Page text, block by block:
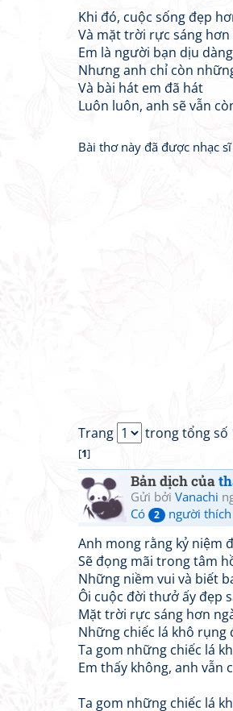
Khi đó, cuộc sống đẹp
Và mặt trời rực sáng hơn
Em là người bạn dịu
Nhưng anh chỉ còn
Và bài hát em đã hát
Luôn luôn, anh sẽ vẫn
Bài thơ này đã được nhạc
Trang trong tổng số
[1]
Bản dịch của
Gửi bởi Vanachi
Có
2 người thích
Anh mong rằng kỷ niệm
Sẽ đọng mãi trong tâm
Những niềm vui và biết
Ôi cuộc đời thưở ấy đẹp
Mặt trời rực sáng hơn
Những chiếc lá khô rụng
Ta gom những chiếc lá
Em thấy không, anh vẫn
Ta gom những chiếc lá